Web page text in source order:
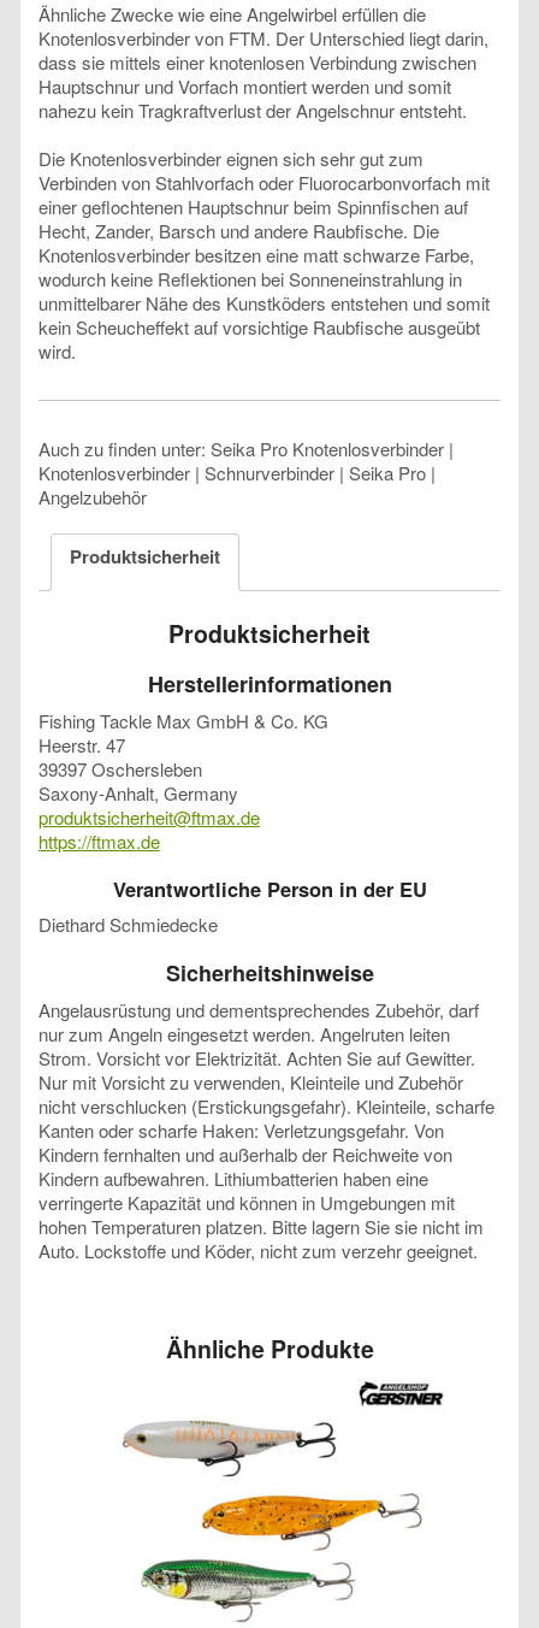
Ähnliche Zwecke wie eine Angelwirbel erfüllen die
Knotenlosverbinder von FTM. Der Unterschied liegt darin,
dass sie mittels einer knotenlosen Verbindung zwischen
Hauptschnur und Vorfach montiert werden und somit
nahezu kein Tragkraftverlust der Angelschnur entsteht.
Die Knotenlosverbinder eignen sich sehr gut zum
Verbinden von Stahlvorfach oder Fluorocarbonvorfach mit
einer geflochtenen Hauptschnur beim Spinnfischen auf
Hecht, Zander, Barsch und andere Raubfische. Die
Knotenlosverbinder besitzen eine matt schwarze Farbe,
wodurch keine Reflektionen bei Sonneneinstrahlung in
unmittelbarer Nähe des Kunstköders entstehen und somit
kein Scheucheffekt auf vorsichtige Raubfische ausgeübt
wird.
Auch zu finden unter: Seika Pro Knotenlosverbinder |
Knotenlosverbinder | Schnurverbinder | Seika Pro |
Angelzubehör
Produktsicherheit
Produktsicherheit
Herstellerinformationen
Fishing Tackle Max GmbH & Co. KG
Heerstr. 47
39397 Oschersleben
Saxony-Anhalt, Germany
produktsicherheit@ftmax.de
https://ftmax.de
Verantwortliche Person in der EU
Diethard Schmiedecke
Sicherheitshinweise
Angelausrüstung und dementsprechendes Zubehör, darf
nur zum Angeln eingesetzt werden. Angelruten leiten
Strom. Vorsicht vor Elektrizität. Achten Sie auf Gewitter.
Nur mit Vorsicht zu verwenden, Kleinteile und Zubehör
nicht verschlucken (Erstickungsgefahr). Kleinteile, scharfe
Kanten oder scharfe Haken: Verletzungsgefahr. Von
Kindern fernhalten und außerhalb der Reichweite von
Kindern aufbewahren. Lithiumbatterien haben eine
verringerte Kapazität und können in Umgebungen mit
hohen Temperaturen platzen. Bitte lagern Sie sie nicht im
Auto. Lockstoffe und Köder, nicht zum verzehr geeignet.
Ähnliche Produkte